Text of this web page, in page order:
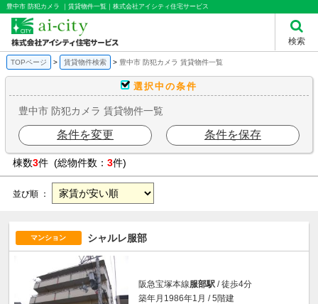
豊中市 防犯カメラ ｜賃貸物件一覧｜株式会社アイシティ住宅サービス
検索
TOPページ 賃貸物件検索 豊中市 防犯カメラ 賃貸物件一覧
選択中の条件
豊中市 防犯カメラ 賃貸物件一覧
条件を変更 条件を保存
棟数3件 (総物件数： 3件)
並び順 ：
マンション シャルレ服部
阪急宝塚本線服部駅 / 徒歩4分
築年月1986年1月 / 5階建